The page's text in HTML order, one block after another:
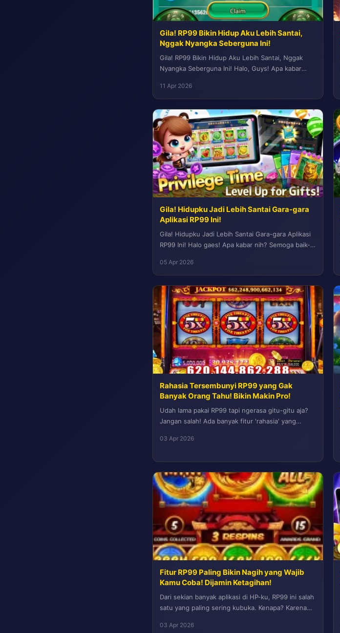
Gila! RP99 Bikin Hidup Aku Lebih Santai,
Nggak Nyangka Seberguna Ini!
Gila! RP99 Bikin Hidup Aku Lebih Santai, Nggak
Nyangka Seberguna Ini! Halo, Guys! Apa kabar
11 Apr 2026
Gila! Hidupku Jadi Lebih Santai Gara-gara
Aplikasi RP99 Ini!
Gila! Hidupku Jadi Lebih Santai Gara-gara Aplikasi
RP99 Ini! Halo gaes! Apa kabar nih? Semoga baik-
05 Apr 2026
Rahasia Tersembunyi RP99 yang Gak
Banyak Orang Tahu! Bikin Makin Pro!
Udah lama pakai RP99 tapi ngerasa gitu-gitu aja?
Jangan salah! Ada banyak fitur 'rahasia' yang
03 Apr 2026
Fitur RP99 Paling Bikin Nagih yang Wajib
Kamu Coba! Dijamin Ketagihan!
Dari sekian banyak aplikasi di HP-ku, RP99 ini salah
satu yang paling sering kubuka. Kenapa? Karena
03 Apr 2026